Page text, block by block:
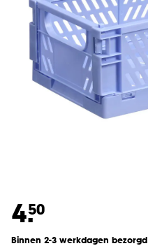
4.50
Binnen 2-3 werkdagen bezorgd